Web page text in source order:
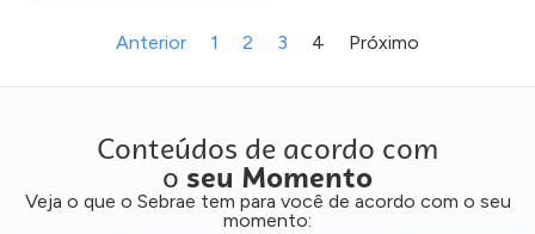
Anterior 1 2 3 4 Próximo
Conteúdos de acordo com
o seu Momento
Veja o que o Sebrae tem para você de acordo com o seu
momento: